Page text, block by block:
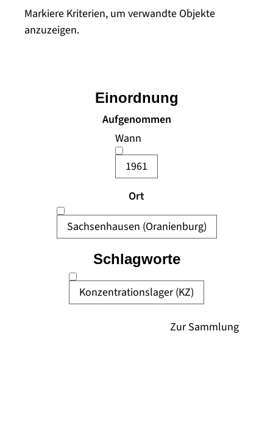
Markiere Kriterien, um verwandte Objekte
anzuzeigen.
Aufgenommen
Wann
1961
Ort
Sachsenhausen (Oranienburg)
Konzentrationslager (KZ)
Einordnung
Schlagworte